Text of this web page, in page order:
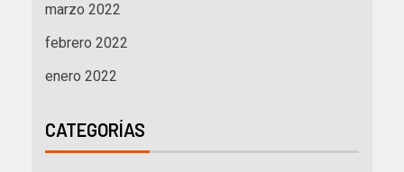
marzo 2022
febrero 2022
enero 2022
CATEGORÍAS